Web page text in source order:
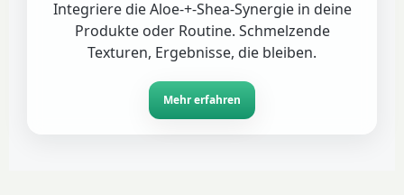
Integriere die Aloe-+-Shea-Synergie in deine
Produkte oder Routine. Schmelzende
Texturen, Ergebnisse, die bleiben.
Mehr erfahren